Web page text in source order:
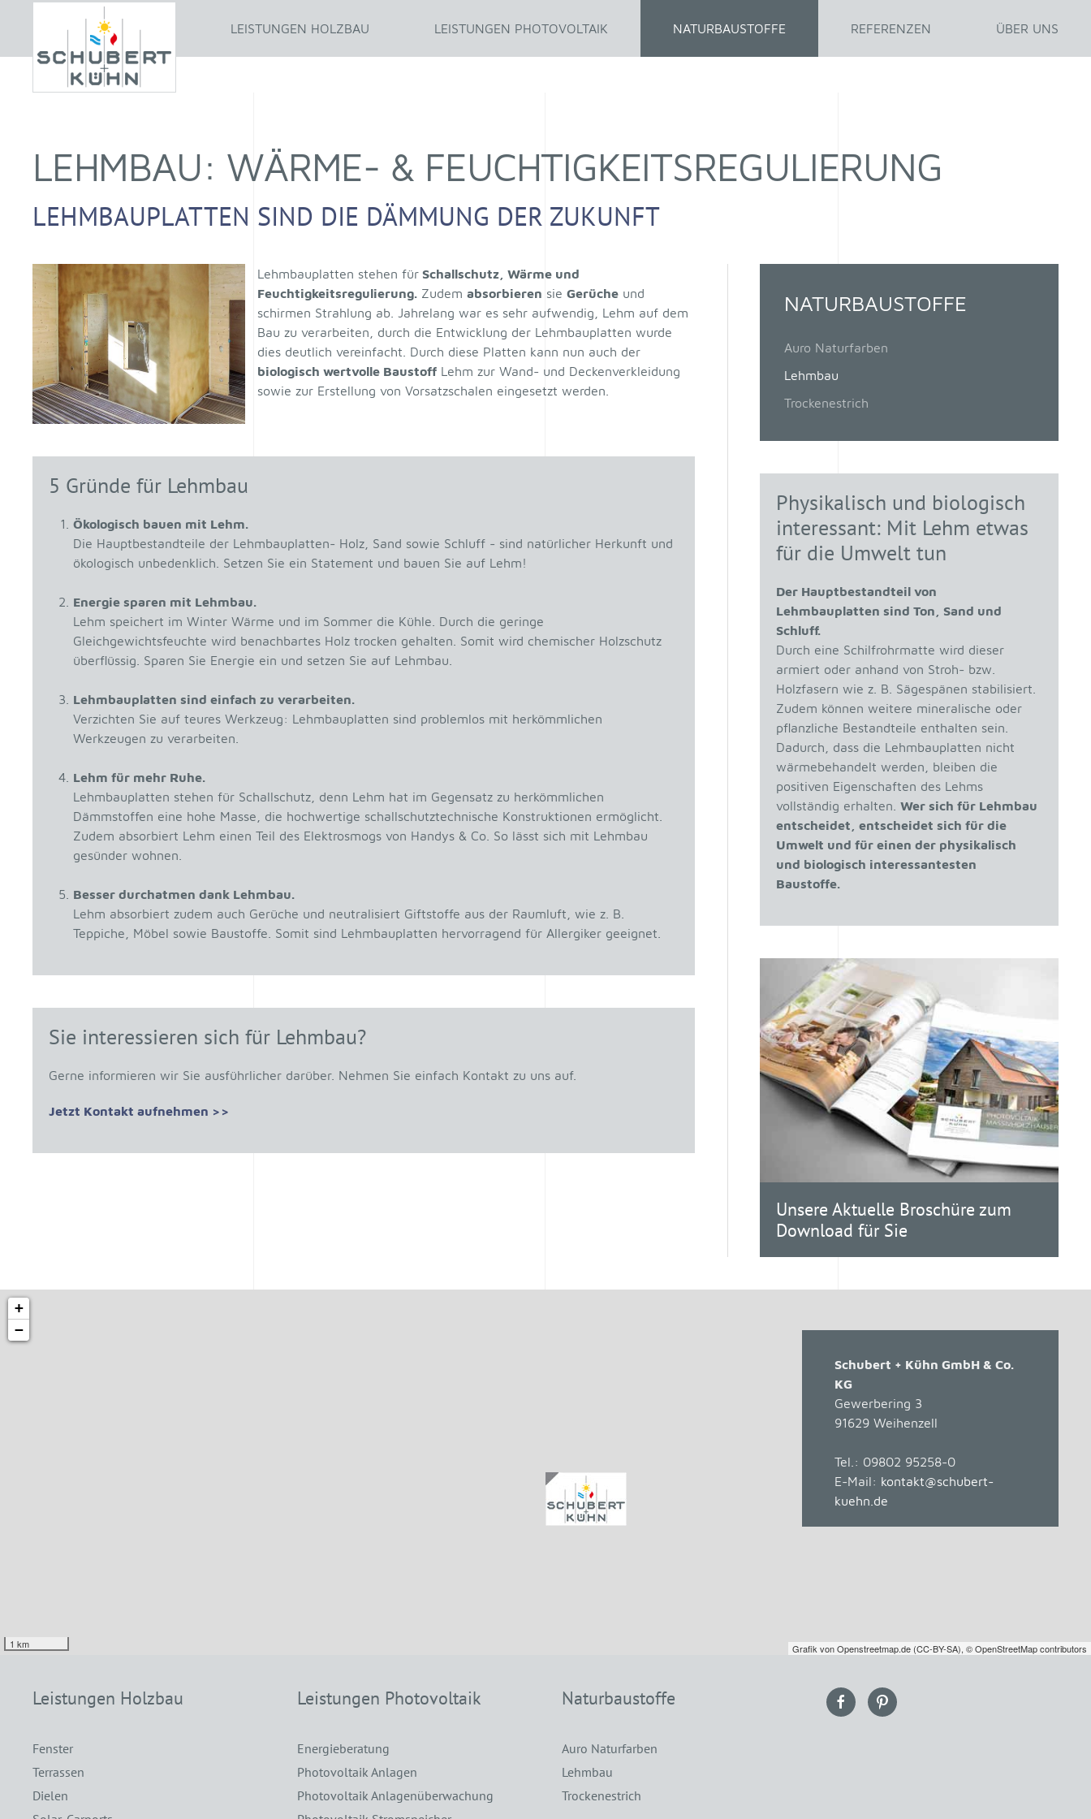
LEISTUNGEN HOLZBAU LEISTUNGEN PHOTOVOLTAIK NATURBAUSTOFFE REFERENZEN ÜBER UNS
LEHMBAU: WÄRME- & FEUCHTIGKEITSREGULIERUNG
LEHMBAUPLATTEN SIND DIE DÄMMUNG DER ZUKUNFT
Lehmbauplatten stehen fürSchallschutz, Wärme und
Feuchtigkeitsregulierung.Zudem absorbieren sie Gerücheund
schirmen Strahlung ab. Jahrelang war es sehr aufwendig, Lehm auf dem
Bau zu verarbeiten, durch die Entwicklung der Lehmbauplatten wurde
dies deutlich vereinfacht. Durch diese Platten kann nun auch der
biologisch wertvolle BaustoffLehm zur Wand- und Deckenverkleidung
sowie zur Erstellung von Vorsatzschalen eingesetzt werden.
5 Gründe für Lehmbau
Ökologisch bauen mit Lehm.
Die Hauptbestandteile der Lehmbauplatten- Holz, Sand sowie Schluff - sind natürlicher Herkunft und
ökologisch unbedenklich. Setzen Sie ein Statement und bauen Sie auf Lehm!
Energie sparen mit Lehmbau.
Lehm speichert im Winter Wärme und im Sommer die Kühle. Durch die geringe
Gleichgewichtsfeuchte wird benachbartes Holz trocken gehalten. Somit wird chemischer Holzschutz
überflüssig. Sparen Sie Energie ein und setzen Sie auf Lehmbau.
Lehmbauplatten sind einfach zu verarbeiten.
Verzichten Sie auf teures Werkzeug: Lehmbauplatten sind problemlos mit herkömmlichen
Werkzeugen zu verarbeiten.
Lehm für mehr Ruhe.
Lehmbauplatten stehen für Schallschutz, denn Lehm hat im Gegensatz zu herkömmlichen
Dämmstoffen eine hohe Masse, die hochwertige schallschutztechnische Konstruktionen ermöglicht.
Zudem absorbiert Lehm einen Teil des Elektrosmogs von Handys & Co. So lässt sich mit Lehmbau
gesünder wohnen.
Besser durchatmen dank Lehmbau.
Lehm absorbiert zudem auch Gerüche und neutralisiert Giftstoffe aus der Raumluft, wie z. B.
Teppiche, Möbel sowie Baustoffe. Somit sind Lehmbauplatten hervorragend für Allergiker geeignet.
Sie interessieren sich für Lehmbau?
Gerne informieren wir Sie ausführlicher darüber. Nehmen Sie einfach Kontakt zu uns auf.
Jetzt Kontakt aufnehmen >>
NATURBAUSTOFFE
Auro Naturfarben
Lehmbau
Trockenestrich
Physikalisch und biologisch
interessant: Mit Lehm etwas
für die Umwelt tun
Der Hauptbestandteil von
Lehmbauplatten sind Ton, Sand und
Schluff.
Durch eine Schilfrohrmatte wird dieser
armiert oder anhand von Stroh- bzw.
Holzfasern wie z. B. Sägespänen stabilisiert.
Zudem können weitere mineralische oder
pflanzliche Bestandteile enthalten sein.
Dadurch, dass die Lehmbauplatten nicht
wärmebehandelt werden, bleiben die
positiven Eigenschaften des Lehms
vollständig erhalten. Wer sich für Lehmbau
entscheidet, entscheidet sich für die
Umwelt und für einen der physikalisch
und biologisch interessantesten
Baustoffe.
Unsere Aktuelle Broschüre zum
Download für Sie
+
−
1 km Grafik vonOpenstreetmap.de (CC-BY-SA), © OpenStreetMap contributors
Schubert + Kühn GmbH & Co.
KG
Gewerbering 3
91629 Weihenzell
Tel.: 09802 95258-0
E-Mail: kontakt@schubert-
kuehn.de
Leistungen Holzbau
Fenster
Terrassen
Dielen
Leistungen Photovoltaik
Energieberatung
Photovoltaik Anlagen
Photovoltaik Anlagenüberwachung
Naturbaustoffe
Auro Naturfarben
Lehmbau
Trockenestrich